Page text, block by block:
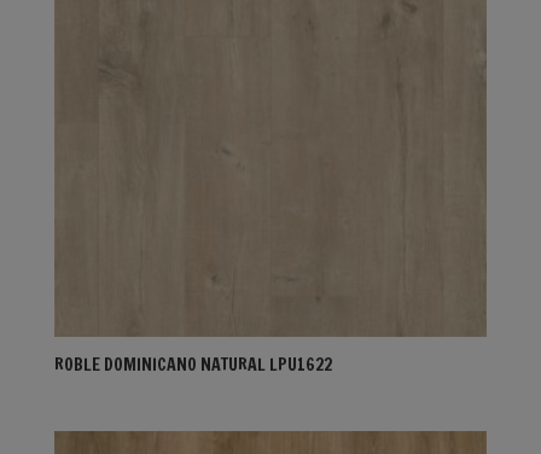
ROBLE DOMINICANO NATURAL LPU1622